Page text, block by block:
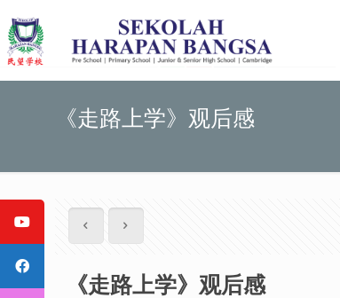
《走路上学》观后感
《走路上学》观后感